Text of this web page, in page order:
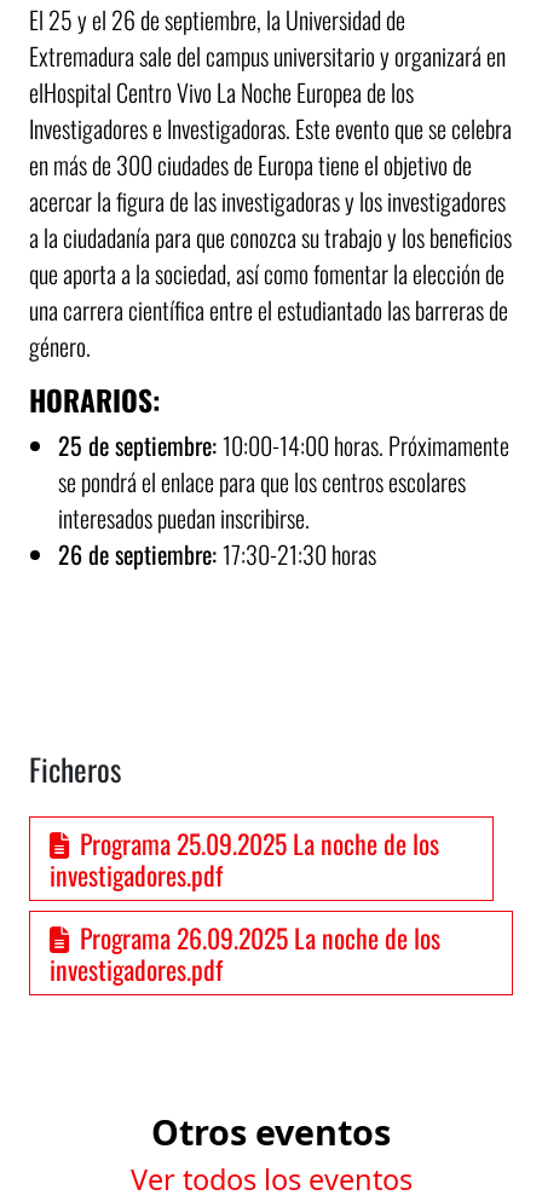
El 25 y el 26 de septiembre, la Universidad de
Extremadura sale del campus universitario y organizará en
elHospital Centro Vivo La Noche Europea de los
Investigadores e Investigadoras. Este evento que se celebra
en más de 300 ciudades de Europa tiene el objetivo de
acercar la figura de las investigadoras y los investigadores
a la ciudadanía para que conozca su trabajo y los beneficios
que aporta a la sociedad, así como fomentar la elección de
una carrera científica entre el estudiantado las barreras de
género.
HORARIOS:
25 de septiembre:10:00-14:00 horas. Próximamente
se pondrá el enlace para que los centros escolares
interesados puedan inscribirse.
26 de septiembre:17:30-21:30 horas
Ficheros
Programa 25.09.2025 La noche de los
investigadores.pdf
Programa 26.09.2025 La noche de los
investigadores.pdf
Otros eventos
Ver todos los eventos